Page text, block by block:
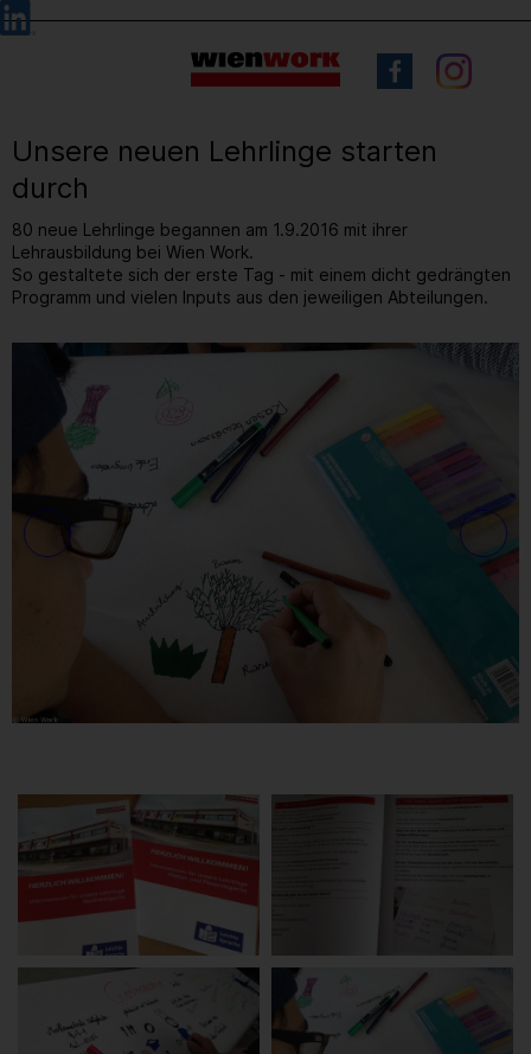
Barrierefreie
Bedienung
Sprachauswahl
Unsere neuen Lehrlinge starten
durch
80 neue Lehrlinge begannen am 1.9.2016 mit ihrer
Lehrausbildung bei Wien Work.
So gestaltete sich der erste Tag - mit einem dicht gedrängten
Programm und vielen Inputs aus den jeweiligen Abteilungen.